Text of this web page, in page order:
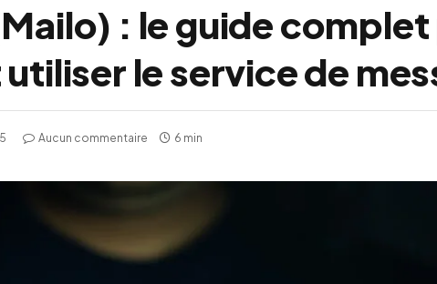
: le guide complet
le service de
Aucun commentaire 6 min